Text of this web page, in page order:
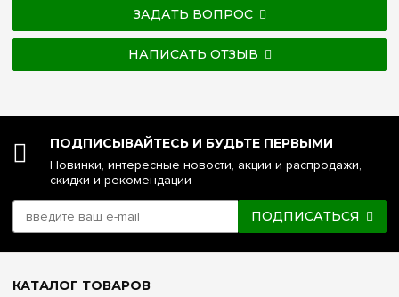
ЗАДАТЬ ВОПРОС
НАПИСАТЬ ОТЗЫВ
ПОДПИСЫВАЙТЕСЬ И БУДЬТЕ ПЕРВЫМИ
Новинки, интересные новости, акции и распродажи,
скидки и рекомендации
ПОДПИСАТЬСЯ
КАТАЛОГ ТОВАРОВ